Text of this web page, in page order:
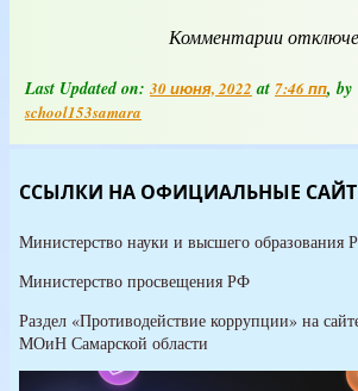
Комментариик
Полезные
Last Updated on: 30 июня, 2022 at 7:46 пп, by
school153samara
ССЫЛКИ НА ОФИЦИАЛЬНЫЕ
Министерство науки и высшего образования
Министерство просвещения РФ
Раздел «Противодействие коррупции» на
МОиН Самарской области